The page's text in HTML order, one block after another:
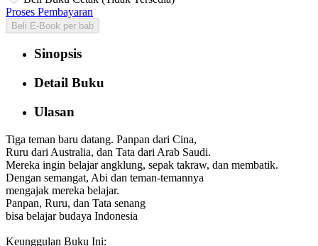
Proses Pembayaran
Beli E-Book per bab
Sinopsis
Detail Buku
Ulasan
Tiga teman baru datang. Panpan dari Cina,
Ruru dari Australia, dan Tata dari Arab Saudi.
Mereka ingin belajar angklung, sepak takraw, dan membatik.
Dengan semangat, Abi dan teman-temannya
mengajak mereka belajar.
Panpan, Ruru, dan Tata senang
bisa belajar budaya Indonesia
Keunggulan Buku Ini: